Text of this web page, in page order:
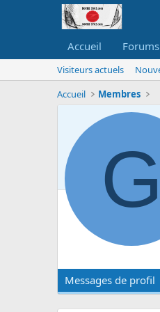
Accueil Forums
Visiteurs actuels
Accueil
Membres
G
Messages de profil